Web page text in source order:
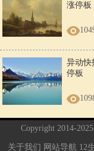
涨停板
异动快
停板
Copyright 2014-2025
关于我们 网站导航 12